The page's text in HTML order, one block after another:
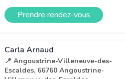
Prendre rendez-vous
Carla Arnaud
📍 Angoustrine-Villeneuve-des-
Escaldes, 66760 Angoustrine-